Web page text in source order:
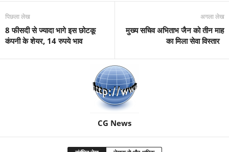
पिछला लेख
8 फीसदी से ज्यादा भागे इस छोटकू
कंपनी के शेयर, 14 रुपये भाव
अगला लेख
मुख्य सचिव अभिताभ जैन को तीन माह
का मिला सेवा विस्तार
CG News